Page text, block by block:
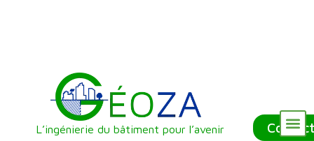
L’ingénierie du bâtiment pour l’avenir Contact